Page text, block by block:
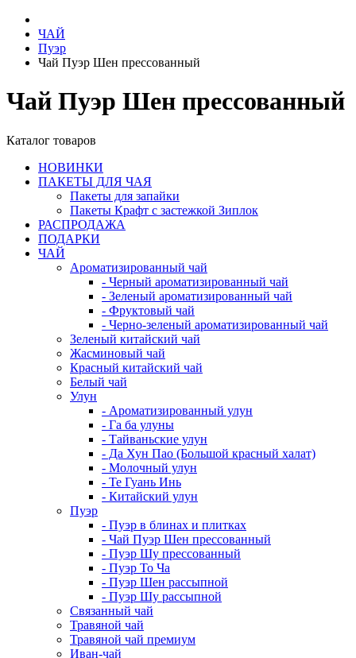
ЧАЙ
Пуэр
Чай Пуэр Шен прессованный
Чай Пуэр Шен прессованный
Каталог товаров
НОВИНКИ
ПАКЕТЫ ДЛЯ ЧАЯ
Пакеты для запайки
Пакеты Крафт с застежкой Зиплок
РАСПРОДАЖА
ПОДАРКИ
ЧАЙ
Ароматизированный чай
- Черный ароматизированный чай
- Зеленый ароматизированный чай
- Фруктовый чай
- Черно-зеленый ароматизированный чай
Зеленый китайский чай
Жасминовый чай
Красный китайский чай
Белый чай
Улун
- Ароматизированный улун
- Га ба улуны
- Тайваньские улун
- Да Хун Пао (Большой красный халат)
- Молочный улун
- Те Гуань Инь
- Китайский улун
Пуэр
- Пуэр в блинах и плитках
- Чай Пуэр Шен прессованный
- Пуэр Шу прессованный
- Пуэр То Ча
- Пуэр Шен рассыпной
- Пуэр Шу рассыпной
Связанный чай
Травяной чай
Травяной чай премиум
Иван-чай